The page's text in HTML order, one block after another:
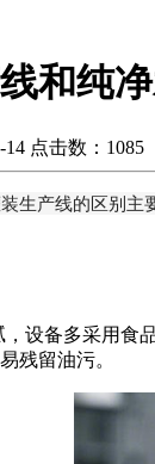
和纯
14 点击数： 1085
生产线的区别主
备多采用食品
残留油污。